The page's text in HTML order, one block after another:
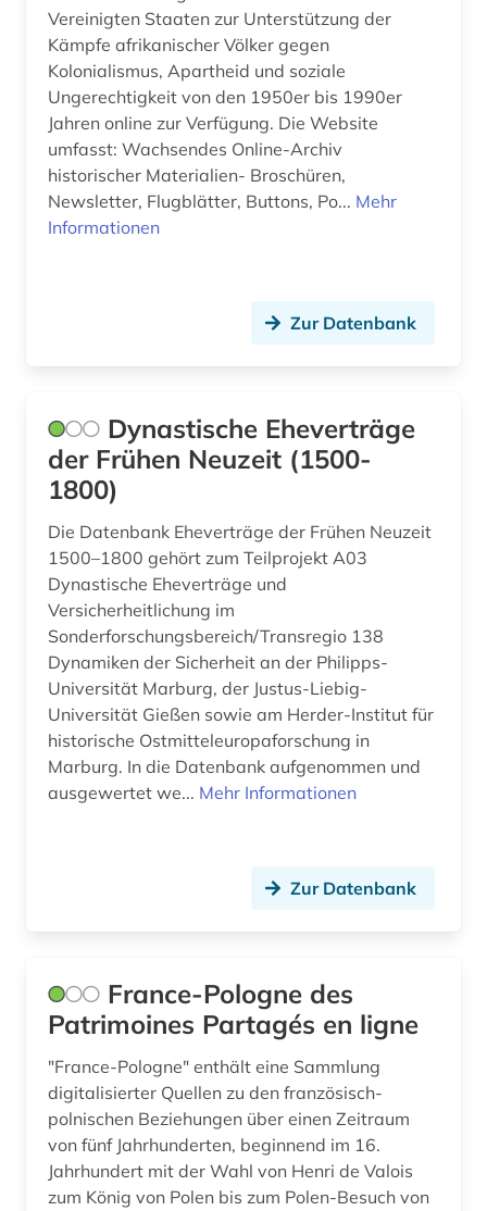
afro-amerikanische geschichte (1)
afroamerikaner (2)
agder (1)
agence france-presse (1)
agrargeschichte (1)
akdademie der künste (1)
aktiengesellschaft (1)
albanien (1)
albrecht (1)
alfred escher (1)
algerien (1)
allgemeine kulturwissenschaft (1)
allgemeine sammelwerke (1)
alltagsleben (1)
altdänisch (1)
alte drucke (1)
alte geschichte (9)
Europa (83)
Finnland (42)
Frankreich (64)
GUS (5)
Gibraltar (1)
Hessen (18)
Island (25)
Israel (36)
Italien (37)
Japan (8)
Jugoslawien (9)
Kanada (22)
Korea (3)
Makedonien (6)
Malta (1)
Mecklenburg-Vorpommern (11)
Mittelamerika (31)
Vereinigten Staaten zur Unterstützung der
Kämpfe afrikanischer Völker gegen
Kolonialismus, Apartheid und soziale
Ungerechtigkeit von den 1950er bis 1990er
Jahren online zur Verfügung. Die Website
umfasst: Wachsendes Online-Archiv
historischer Materialien- Broschüren,
Newsletter, Flugblätter, Buttons, Po... Mehr
Informationen
Zur Datenbank
Dynastische Eheverträge
der Frühen Neuzeit (1500-
1800)
Die Datenbank Eheverträge der Frühen Neuzeit
1500–1800 gehört zum Teilprojekt A03
Dynastische Eheverträge und
Versicherheitlichung im
Sonderforschungsbereich/Transregio 138
Dynamiken der Sicherheit an der Philipps-
Universität Marburg, der Justus-Liebig-
Universität Gießen sowie am Herder-Institut für
historische Ostmitteleuropaforschung in
Marburg. In die Datenbank aufgenommen und
ausgewertet we... Mehr Informationen
Zur Datenbank
France-Pologne des
Patrimoines Partagés en ligne
"France-Pologne" enthält eine Sammlung
digitalisierter Quellen zu den französisch-
polnischen Beziehungen über einen Zeitraum
von fünf Jahrhunderten, beginnend im 16.
Jahrhundert mit der Wahl von Henri de Valois
zum König von Polen bis zum Polen-Besuch von